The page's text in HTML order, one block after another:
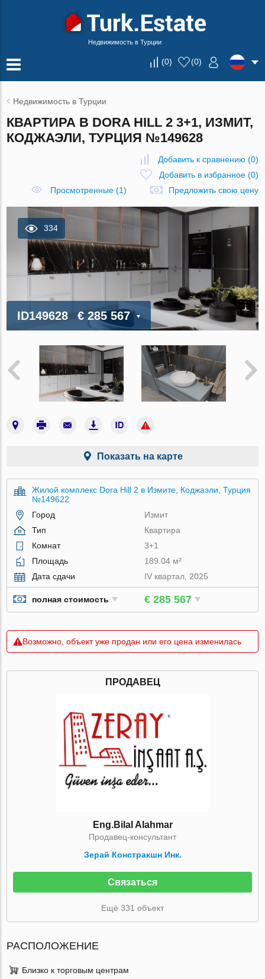
Недвижимость в Турции
(0) (0)
Недвижимость в Турции
КВАРТИРА В DORA HILL 2 3+1, ИЗМИТ,
КОДЖАЭЛИ, ТУРЦИЯ №149628
Добавить к сравнению (0)
Добавить в избранное(0)
Просмотренные (1)
Предложить свою цену
334
ID149628 € 285 567
Показать на карте
Жилой комплекс Dora Hill 2 в Измите, Коджаэли, Турция
№149622
Город
Измит
Тип
Квартира
Комнат
3+1
Площадь
189.04 м²
Дата сдачи
IV квартал, 2025
полная стоимость € 285 567
Возможно, объект уже продан или его цена изменилась
ПРОДАВЕЦ
Eng.Bilal Alahmar
Продавец-консультант
Зерай Констракшн Инк.
Связаться
Ещё 331 объект
РАСПОЛОЖЕНИЕ
Близко к торговым центрам